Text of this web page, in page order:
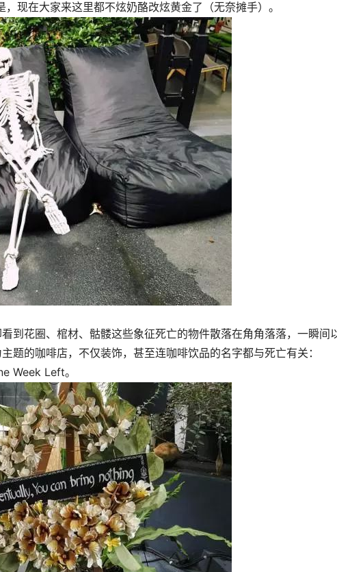
现在大家来这里都不炫奶酪改炫黄金了（无奈摊手）。
到花圈、棺材、骷髅这些象征死亡的物件散落在角角落落，一瞬间
题的咖啡店，不仅装饰，甚至连咖啡饮品的名字都与死亡有关：
Week Left。